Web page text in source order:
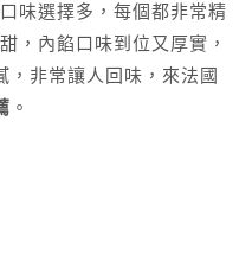
味選擇多，每個都非常精
，內餡口味到位又厚實，
，非常讓人回味，來法國
。